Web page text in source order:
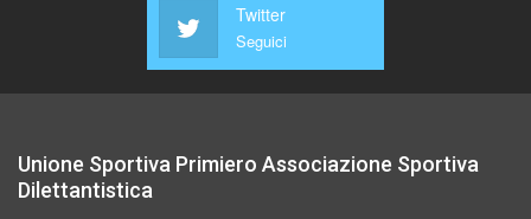
Twitter
Seguici
Unione Sportiva Primiero Associazione Sportiva
Dilettantistica